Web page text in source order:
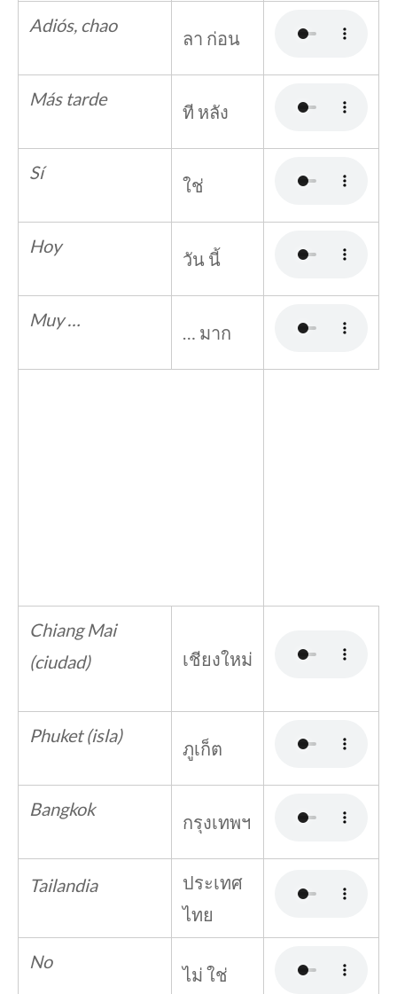
Adiós, chao
ลา ก่อน
Más tarde
ที หลัง
Sí
ใช่
Hoy
วัน นี้
Muy …
… มาก
Chiang Mai
(ciudad)
เชียงใหม่
Phuket (isla)
ภูเก็ต
Bangkok
กรุงเทพฯ
Tailandia
ประเทศ
ไทย
No
ไม่ ใช่